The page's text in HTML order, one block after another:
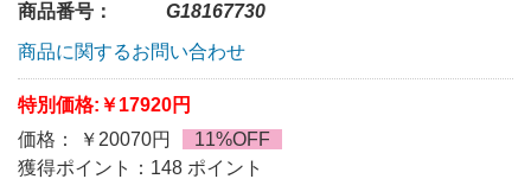
商品番号：
G18167730
商品に関するお問い合わせ
特別価格: ￥17920円
価格： ￥20070円
11%OFF
獲得ポイント：148 ポイント